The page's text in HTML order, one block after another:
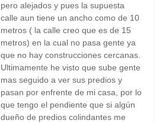
pero alejados y pues la supuesta
calle aun tiene un ancho como de 10
metros ( la calle creo que es de 15
metros) en la cual no pasa gente ya
que no hay construcciones cercanas.
Ultimamente he visto que sube gente
mas seguido a ver sus predios y
pasan por enfrente de mi casa, por lo
que tengo el pendiente que si algún
dueño de predios colindantes me